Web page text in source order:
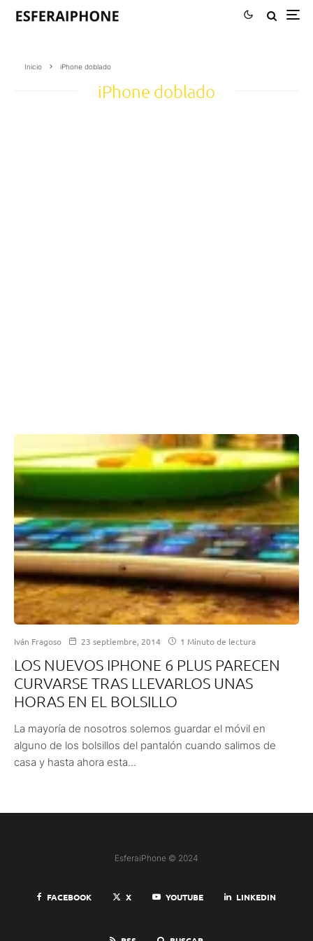
Inicio iPhone doblado
iPhone doblado
Iván Fragoso 23 septiembre, 2014 1 Minuto de lectura
LOS NUEVOS IPHONE 6 PLUS PARECEN
CURVARSE TRAS LLEVARLOS UNAS
HORAS EN EL BOLSILLO
La mayoría de nosotros solemos guardar el móvil en
alguno de los bolsillos del pantalón cuando salimos de
casa y hasta ahora esta...
EsferaiPhone © 2024
FACEBOOK X YOUTUBE LINKEDIN